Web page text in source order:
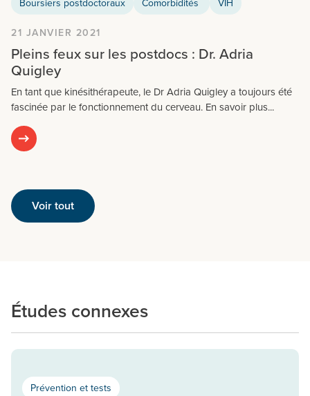
Boursiers postdoctoraux Comorbidités VIH
21 JANVIER 2021
Pleins feux sur les postdocs : Dr. Adria
Quigley
En tant que kinésithérapeute, le Dr Adria Quigley a toujours été
fascinée par le fonctionnement du cerveau. En savoir plus...
Voir tout
Études connexes
Prévention et tests